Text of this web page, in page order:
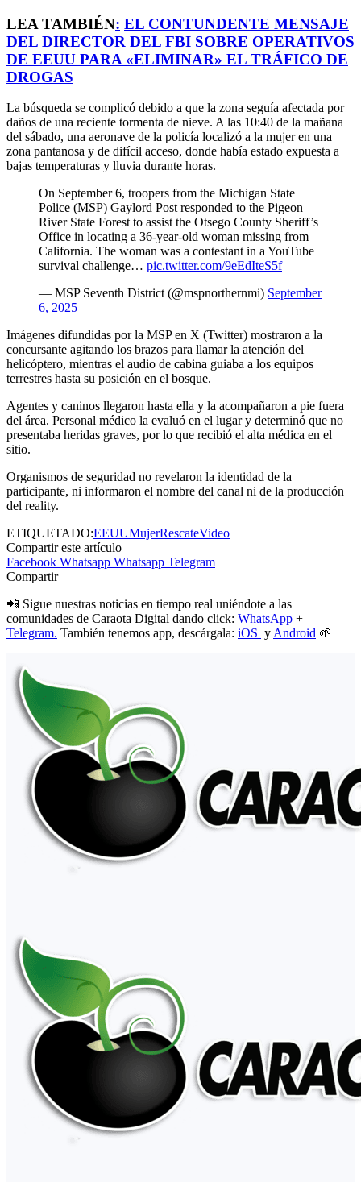
LEA TAMBIÉN: EL CONTUNDENTE MENSAJE
DEL DIRECTOR DEL FBI SOBRE OPERATIVOS
DE EEUU PARA «ELIMINAR» EL TRÁFICO DE
DROGAS
La búsqueda se complicó debido a que la zona seguía afectada por
daños de una reciente tormenta de nieve. A las 10:40 de la mañana
del sábado, una aeronave de la policía localizó a la mujer en una
zona pantanosa y de difícil acceso, donde había estado expuesta a
bajas temperaturas y lluvia durante horas.
On September 6, troopers from the Michigan State
Police (MSP) Gaylord Post responded to the Pigeon
River State Forest to assist the Otsego County Sheriff’s
Office in locating a 36-year-old woman missing from
California. The woman was a contestant in a YouTube
survival challenge… pic.twitter.com/9eEdIteS5f
— MSP Seventh District (@mspnorthernmi) September
6, 2025
Imágenes difundidas por la MSP en X (Twitter) mostraron a la
concursante agitando los brazos para llamar la atención del
helicóptero, mientras el audio de cabina guiaba a los equipos
terrestres hasta su posición en el bosque.
Agentes y caninos llegaron hasta ella y la acompañaron a pie fuera
del área. Personal médico la evaluó en el lugar y determinó que no
presentaba heridas graves, por lo que recibió el alta médica en el
sitio.
Organismos de seguridad no revelaron la identidad de la
participante, ni informaron el nombre del canal ni de la producción
del reality.
ETIQUETADO:EEUUMujerRescateVideo
Compartir este artículo
Facebook Whatsapp Whatsapp Telegram
Compartir
📲 Sigue nuestras noticias en tiempo real uniéndote a las
comunidades de Caraota Digital dando click: WhatsApp +
Telegram. También tenemos app, descárgala: iOS y Android 🌱